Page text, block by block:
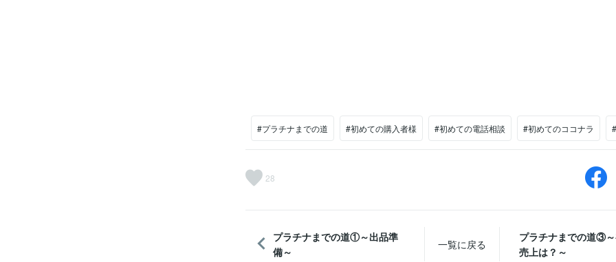
#プラチナまでの道 #初めての購入者様 #初めての電話相談 #初めてのココナラ
28
プラチナまでの道①～出品準
備～
一覧に戻る
プラチナまでの道③
売上は？～